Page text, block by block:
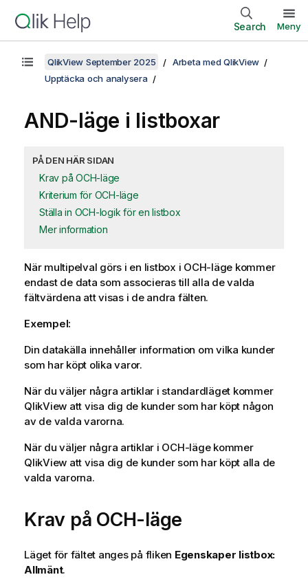
Search Meny
QlikView September 2025
Arbeta med QlikView
Upptäcka och analysera
AND-läge i listboxar
PÅ DEN HÄR SIDAN
Krav på OCH-läge
Kriterium för OCH-läge
Ställa in OCH-logik för en listbox
Mer information
När multipelval görs i en listbox i OCH-läge kommer
endast de data som associeras till alla de valda
fältvärdena att visas i de andra fälten.
Exempel:
Din datakälla innehåller information om vilka kunder
som har köpt olika varor.
När du väljer några artiklar i standardläget kommer
QlikView att visa dig de kunder som har köpt någon
av de valda varorna.
När du väljer några artiklar i OCH-läge kommer
QlikView att visa dig de kunder som har köpt alla de
valda varorna.
Krav på OCH-läge
Läget för fältet anges på fliken Egenskaper listbox:
Allmänt.